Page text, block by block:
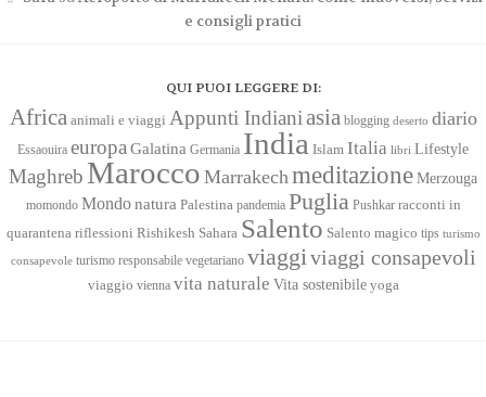
e consigli pratici
QUI PUOI LEGGERE DI:
Africa animali e viaggi Appunti Indianiasia blogging deserto diario
Essaouira europaGalatina Germania India Islam Italia libri Lifestyle
Maghreb Marocco MarrakechmeditazioneMerzouga
momondo Mondo natura Palestina pandemia Puglia Pushkar racconti in
quarantena riflessioni Rishikesh Sahara Salento Salento magico tips turismo
consapevole turismo responsabile vegetariano viaggiviaggi consapevoli
viaggio vienna vita naturale Vita sostenibile yoga